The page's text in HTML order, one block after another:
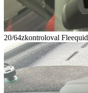
20/64zkontroloval Fleequid